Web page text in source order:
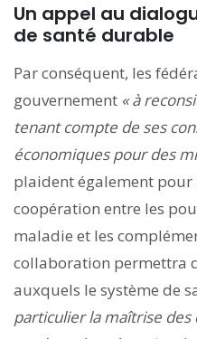
Un appel au
de santé durable
Par conséquent, les
gouvernement « à
tenant compte de ses
économiques pour des
plaident également pour
coopération entre les
maladie et les
collaboration permettra
auxquels le système de
particulier la maîtrise des